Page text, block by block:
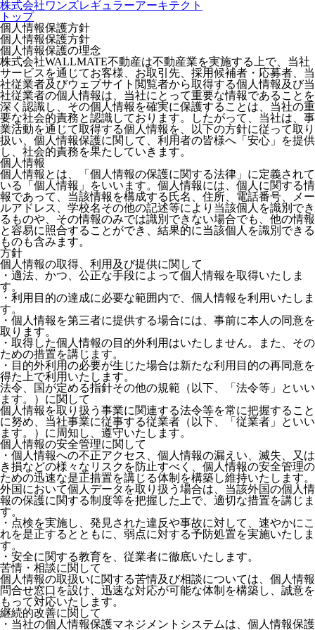
株式会社ワンズレギュラーアーキテクト
トップ
個人情報保護方針
個人情報保護方針
個人情報保護の理念
株式会社WALLMATE不動産は不動産業を実施する上で、当社
サービスを通じてお客様、お取引先、採用候補者・応募者、当
社従業者及びウェブサイト閲覧者から取得する個人情報及び当
社従業者の個人情報は、当社にとって重要な情報であることを
深く認識し、その個人情報を確実に保護することは、当社の重
要な社会的責務と認識しております。したがって、当社は、事
業活動を通じて取得する個人情報を、以下の方針に従って取り
扱い、個人情報保護に関して、利用者の皆様へ「安心」を提供
し、社会的責務を果たしていきます。
個人情報
個人情報とは、「個人情報の保護に関する法律」に定義されて
いる「個人情報」をいいます。個人情報には、個人に関する情
報であって、当該情報を構成する氏名、住所、電話番号、メー
ルアドレス、学校名その他の記述等により当該個人を識別でき
るものや、その情報のみでは識別できない場合でも、他の情報
と容易に照合することができ、結果的に当該個人を識別できる
ものも含みます。
方針
個人情報の取得、利用及び提供に関して
・適法、かつ、公正な手段によって個人情報を取得いたしま
す。
・利用目的の達成に必要な範囲内で、個人情報を利用いたしま
す。
・個人情報を第三者に提供する場合には、事前に本人の同意を
取ります。
・取得した個人情報の目的外利用はいたしません。また、その
ための措置を講じます。
・目的外利用の必要が生じた場合は新たな利用目的の再同意を
得た上で利用いたします。
法令、国が定める指針その他の規範（以下、「法令等」といい
ます。）に関して
個人情報を取り扱う事業に関連する法令等を常に把握すること
に努め、当社事業に従事する従業者（以下、「従業者」といい
ます。）に周知し、遵守いたします。
個人情報の安全管理に関して
・個人情報への不正アクセス、個人情報の漏えい、滅失、又は
き損などの様々なリスクを防止すべく、個人情報の安全管理の
ための迅速な是正措置を講じる体制を構築し維持いたします。
外国において個人データを取り扱う場合は、当該外国の個人情
報の保護に関する制度等を把握した上で、適切な措置を講じま
す。
・点検を実施し、発見された違反や事故に対して、速やかにこ
れを是正するとともに、弱点に対する予防処置を実施いたしま
す。
・安全に関する教育を、従業者に徹底いたします。
苦情・相談に関して
個人情報の取扱いに関する苦情及び相談については、個人情報
問合せ窓口を設け、迅速な対応が可能な体制を構築し、誠意を
もって対応いたします。
継続的改善に関して
・当社の個人情報保護マネジメントシステムは、個人情報保護